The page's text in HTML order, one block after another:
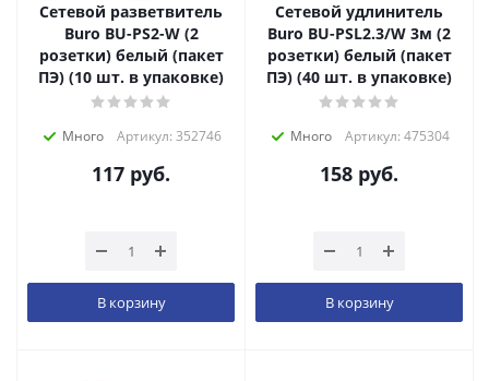
Сетевой разветвитель
Buro BU-PS2-W (2
розетки) белый (пакет
ПЭ) (10 шт. в упаковке)
Много Артикул: 352746
117 руб.
В корзину
Сетевой удлинитель
Buro BU-PSL2.3/W 3м (2
розетки) белый (пакет
ПЭ) (40 шт. в упаковке)
Много Артикул: 475304
158 руб.
В корзину